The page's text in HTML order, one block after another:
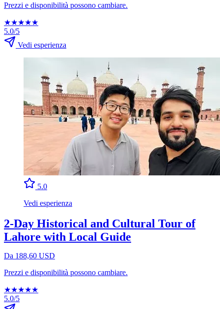
Prezzi e disponibilità possono cambiare.
★★★★★
5.0/5
Vedi esperienza
5.0
Vedi esperienza
2-Day Historical and Cultural Tour of
Lahore with Local Guide
Da 188,60 USD
Prezzi e disponibilità possono cambiare.
★★★★★
5.0/5